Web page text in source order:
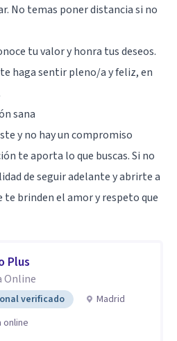
No temas poner distancia si no
tu valor y honra tus deseos.
haga sentir pleno/a y feliz, en
sana
y no hay un compromiso
te aporta lo que buscas. Si no
de seguir adelante y abrirte a
te brinden el amor y respeto que
Plus
Online
verificado
Madrid
online